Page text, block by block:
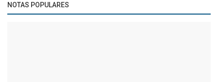
NOTAS POPULARES